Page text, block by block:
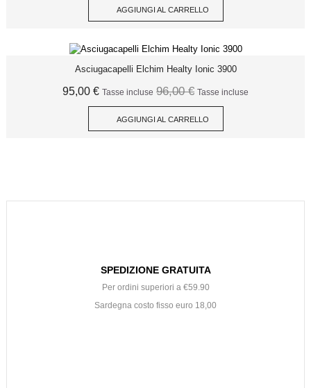
AGGIUNGI AL CARRELLO
Asciugacapelli Elchim Healty Ionic 3900
95,00 € Tasse incluse 96,00 € Tasse incluse
AGGIUNGI AL CARRELLO
SPEDIZIONE GRATUITA
Per ordini superiori a €59.90
Sardegna costo fisso euro 18,00